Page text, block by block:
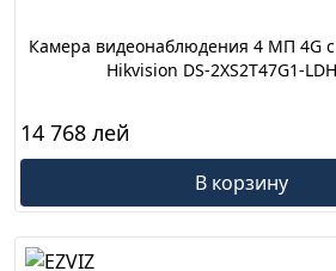
Камера видеонаблюдения 4 МП 4G
Hikvision DS-2XS2T47G1-
14 768 лей
В корзину